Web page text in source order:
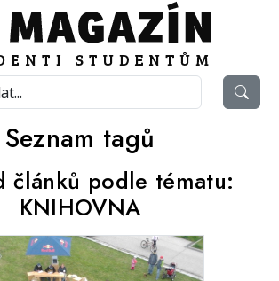
Seznam tagů
článků podle tématu:
KNIHOVNA